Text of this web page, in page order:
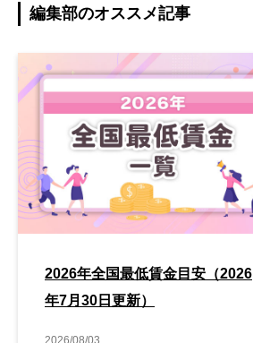
編集部のオススメ記事
2026年全国最低賃金目安（2026
年7月30日更新）
2026/08/03